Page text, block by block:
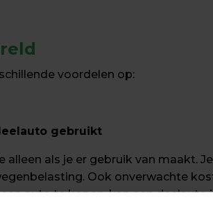
voordelen op:
gebruikt
alleen als je er gebruik van maakt.
Ook onverwachte
auto te kopen, kan een deelauto